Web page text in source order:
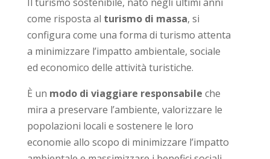
come risposta al turismo di massa, si
configura come una forma di turismo attenta
a minimizzare l’impatto ambientale, sociale
ed economico delle attività turistiche.
È un modo di viaggiare responsabile che
mira a preservare l’ambiente, valorizzare le
popolazioni locali e sostenere le loro
economie allo scopo di minimizzare l’impatto